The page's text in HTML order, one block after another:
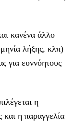
κανένα άλλο
λήξης, κλπ)
για ευννόητους
η
η παραγγελία